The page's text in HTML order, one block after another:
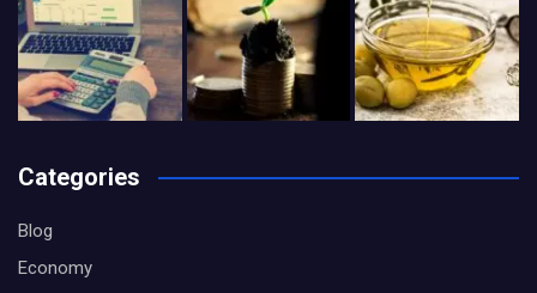
Categories
Blog
Economy